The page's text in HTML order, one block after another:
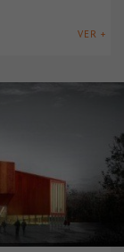
VER +